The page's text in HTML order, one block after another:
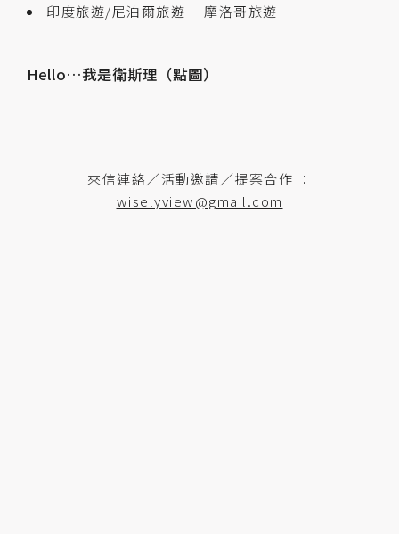
印度旅遊/尼泊爾旅遊
摩洛哥旅遊
Hello…我是衛斯理（點圖）
來信連絡／活動邀請／提案合作 ：
wiselyview@gmail.com